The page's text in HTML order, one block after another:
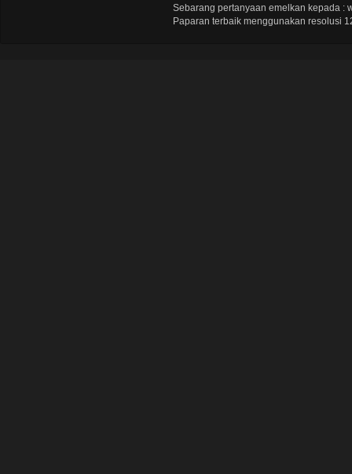
Sebarang pertanyaan emelkan kepada :
Paparan terbaik menggunakan resolusi